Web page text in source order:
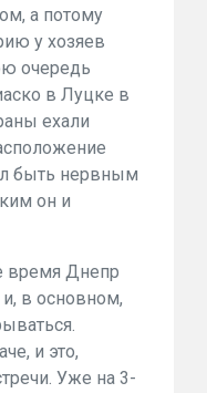
а потому
у хозяев
очередь
в Луцке в
ехали
быть нервным
он и
время Днепр
в основном,
и это,
Уже на 3-